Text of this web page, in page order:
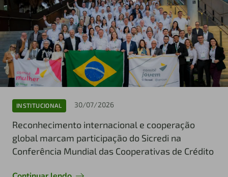
INSTITUCIONAL 30/07/2026
Reconhecimento internacional e cooperação
global marcam participação do Sicredi na
Conferência Mundial das Cooperativas de Crédito